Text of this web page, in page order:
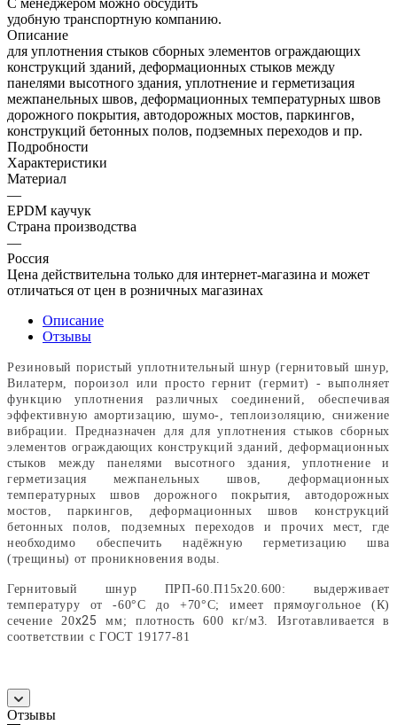
удобную транспортную компанию.
Описание
для уплотнения стыков сборных элементов ограждающих
конструкций зданий, деформационных стыков между
панелями высотного здания, уплотнение и герметизация
межпанельных швов, деформационных температурных швов
дорожного покрытия, автодорожных мостов, паркингов,
конструкций бетонных полов, подземных переходов и пр.
Подробности
Характеристики
Материал
—
EPDM каучук
Страна производства
—
Россия
Цена действительна только для интернет-магазина и может
отличаться от цен в розничных магазинах
Описание
Отзывы
Резиновый пористый уплотнительный шнур (гернитовый шнур,
Вилатерм, пороизол или просто гернит (гермит) - выполняет
функцию уплотнения различных соединений, обеспечивая
эффективную амортизацию, шумо-, теплоизоляцию, снижение
вибрации. Предназначен для для уплотнения стыков сборных
элементов ограждающих конструкций зданий, деформационных
стыков между панелями высотного здания, уплотнение и
герметизация межпанельных швов, деформационных
температурных швов дорожного покрытия, автодорожных
мостов, паркингов, деформационных швов конструкций
бетонных полов, подземных переходов и прочих мест, где
необходимо обеспечить надёжную герметизацию шва
(трещины) от проникновения воды.
Гернитовый шнур ПРП-60.П15х20.600: выдерживает
температуру от -60°С до +70°С; имеет прямоугольное (К)
сечение 20х25
мм; плотность 600 кг/м3. Изготавливается в
соответствии с ГОСТ 19177-81
Отзывы